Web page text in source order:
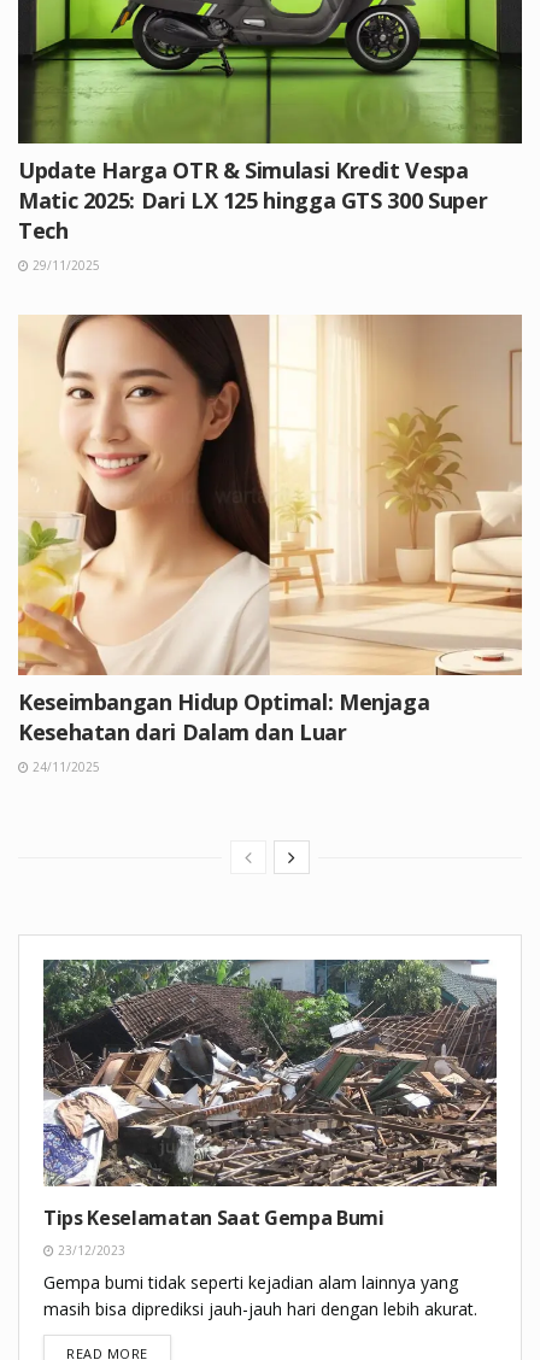
Update Harga OTR & Simulasi Kredit Vespa
Matic 2025: Dari LX 125 hingga GTS 300 Super
Tech
29/11/2025
Keseimbangan Hidup Optimal: Menjaga
Kesehatan dari Dalam dan Luar
24/11/2025
Tips Keselamatan Saat Gempa Bumi
23/12/2023
Gempa bumi tidak seperti kejadian alam lainnya yang
masih bisa diprediksi jauh-jauh hari dengan lebih akurat.
READ MOREDETAILS